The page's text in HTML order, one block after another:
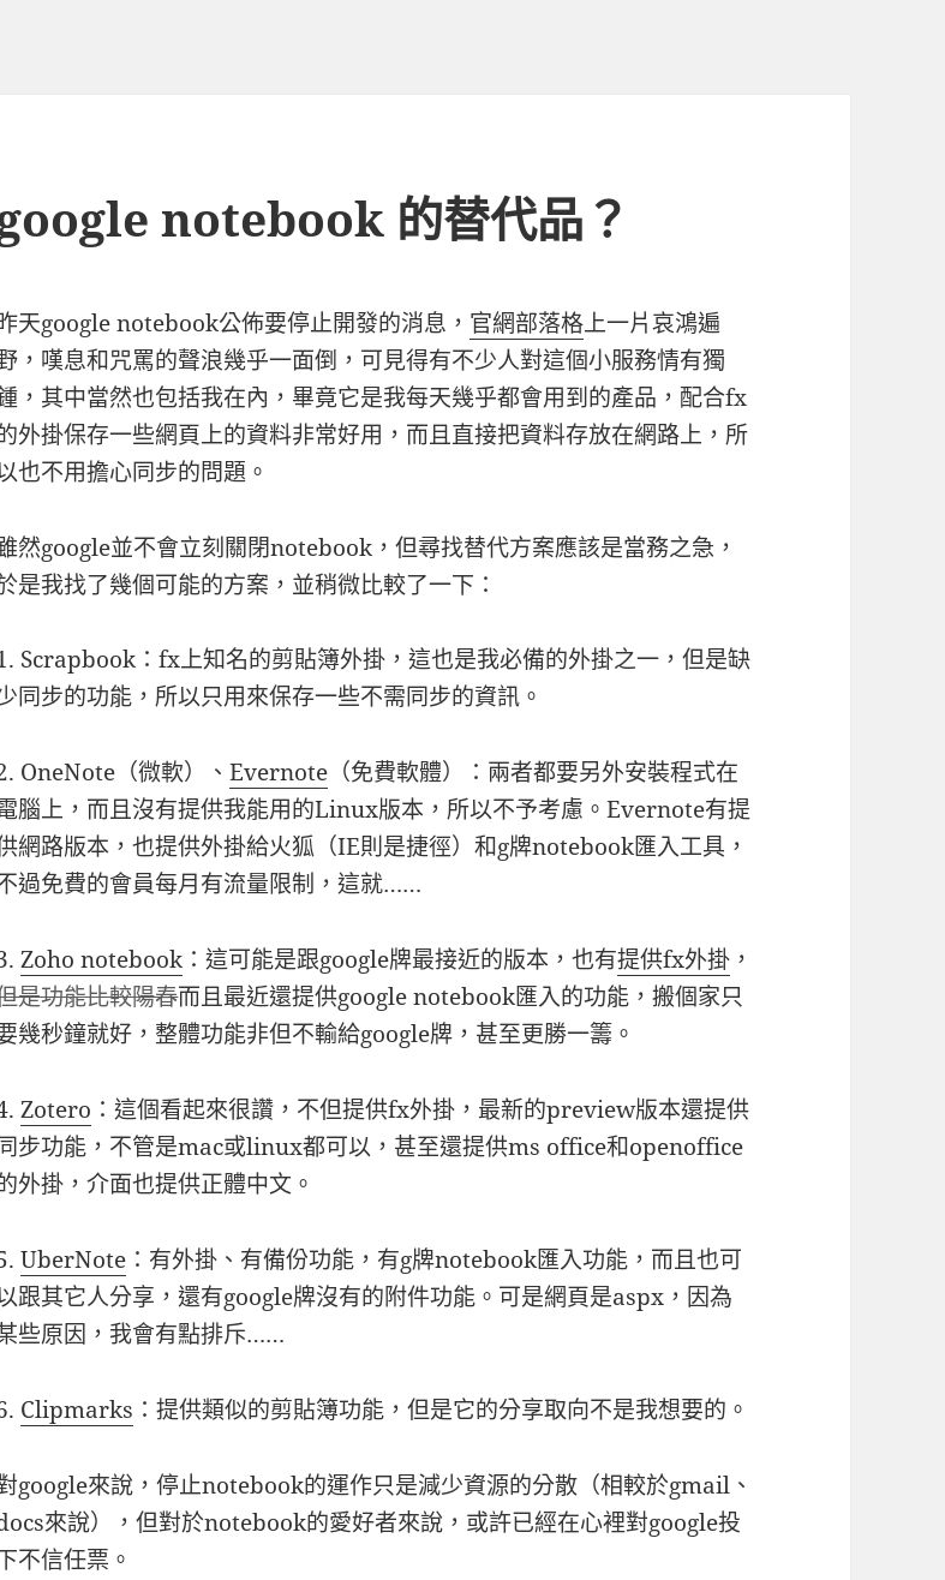
notebook 的替代品？
天google notebook公佈要停止開發的消息， 官網部落格上一片哀鴻遍
，嘆息和咒罵的聲浪幾乎一面倒，可見得有不少人對這個小服務情有獨
，其中當然也包括我在內，畢竟它是我每天幾乎都會用到的產品，配合fx
外掛保存一些網頁上的資料非常好用，而且直接把資料存放在網路上，所
也不用擔心同步的問題。
然google並不會立刻關閉notebook，但尋找替代方案應該是當務之急，
是我找了幾個可能的方案，並稍微比較了一下：
Scrapbook：fx上知名的剪貼簿外掛，這也是我必備的外掛之一，但是缺
同步的功能，所以只用來保存一些不需同步的資訊。
OneNote（微軟）、Evernote （免費軟體）：兩者都要另外安裝程式在
腦上，而且沒有提供我能用的Linux版本，所以不予考慮。Evernote有提
網路版本，也提供外掛給火狐（IE則是捷徑）和g牌notebook匯入工具，
過免費的會員每月有流量限制，這就……
Zoho notebook ：這可能是跟google牌最接近的版本，也有提供fx外掛 ，
是功能比較陽春而且最近還提供google notebook匯入的功能，搬個家只
幾秒鐘就好，整體功能非但不輸給google牌，甚至更勝一籌。
Zotero ：這個看起來很讚，不但提供fx外掛，最新的preview版本還提供
步功能，不管是mac或linux都可以，甚至還提供ms office和openoffice
外掛，介面也提供正體中文。
UberNote ：有外掛、有備份功能，有g牌notebook匯入功能，而且也可
跟其它人分享，還有google牌沒有的附件功能。可是網頁是aspx，因為
些原因，我會有點排斥……
Clipmarks ：提供類似的剪貼簿功能，但是它的分享取向不是我想要的。
google來說，停止notebook的運作只是減少資源的分散（相較於gmail、
來說），但對於notebook的愛好者來說，或許已經在心裡對google投
不信任票。